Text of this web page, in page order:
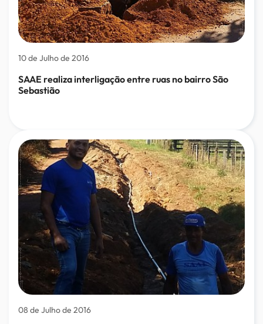
10 de Julho de 2016
SAAE realiza interligação entre ruas no bairro São
Sebastião
08 de Julho de 2016